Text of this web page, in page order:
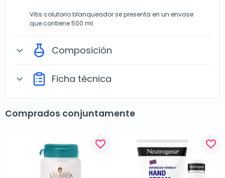
Vitis colutorio blanqueador se presenta en un envase
que contiene 500 ml.
expand_more Composición
expand_more Ficha técnica
Comprados conjuntamente
favorite_border favorite_border